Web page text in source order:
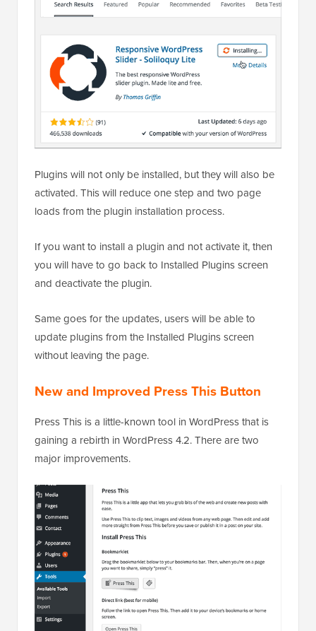
Plugins will not only be installed, but they will also be
activated. This will reduce one step and two page
loads from the plugin installation process.
If you want to install a plugin and not activate it, then
you will have to go back to Installed Plugins screen
and deactivate the plugin.
Same goes for the updates, users will be able to
update plugins from the Installed Plugins screen
without leaving the page.
New and Improved Press This Button
Press This is a little-known tool in WordPress that is
gaining a rebirth in WordPress 4.2. There are two
major improvements.